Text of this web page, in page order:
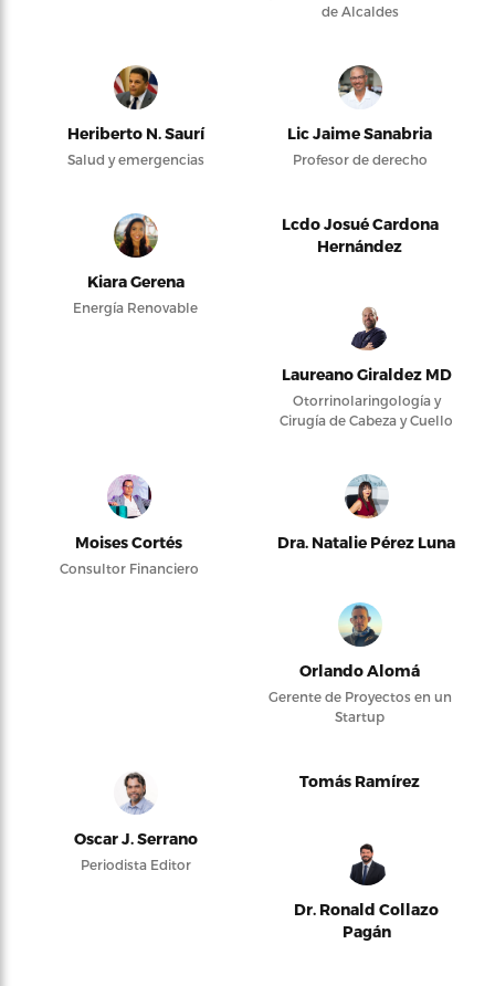
de Alcaldes
Heriberto N. Saurí
Salud y emergencias
Lic Jaime Sanabria
Profesor de derecho
Kiara Gerena
Energía Renovable
Lcdo Josué Cardona
Hernández
Laureano Giraldez MD
Otorrinolaringología y
Cirugía de Cabeza y Cuello
Moises Cortés
Consultor Financiero
Dra. Natalie Pérez Luna
Orlando Alomá
Gerente de Proyectos en un
Startup
Oscar J. Serrano
Periodista Editor
Tomás Ramírez
Dr. Ronald Collazo
Pagán